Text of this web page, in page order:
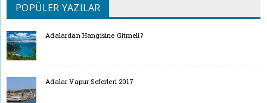
POPÜLER YAZILAR
Adalardan Hangisine Gitmeli?
Adalar Vapur Seferleri 2017